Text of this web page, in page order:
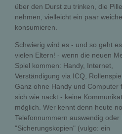
über den Durst zu trinken, die
nehmen, vielleicht ein paar
konsumieren.
Schwierig wird es - und so geht
vielen Eltern! - wenn die neuen
Spiel kommen: Handy, Internet,
Verständigung via ICQ,
Ganz ohne Handy und Computer
sich wie nackt - keine
möglich. Wer kennt denn heute
Telefonnummern auswendig oder
"Sicherungskopien" (vulgo: ein